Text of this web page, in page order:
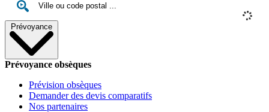
Prévoyance
Prévoyance obsèques
Prévision obsèques
Demander des devis comparatifs
Nos partenaires